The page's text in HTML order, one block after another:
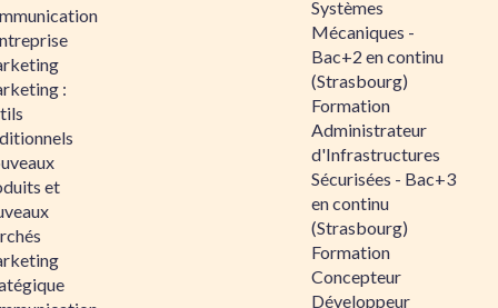
:
et
Systèmes
Mécaniques -
Bac+2 en continu
(Strasbourg)
Formation
Administrateur
d'Infrastructures
Sécurisées - Bac+3
en continu
(Strasbourg)
Formation
Concepteur
Développeur